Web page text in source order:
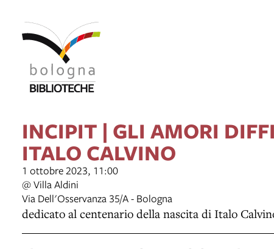
INCIPIT | GLI AMORI
ITALO CALVINO
1 ottobre 2023, 11:00
@ Villa Aldini
Via Dell'Osservanza 35/A - Bologna
dedicato al centenario della nascita di Italo